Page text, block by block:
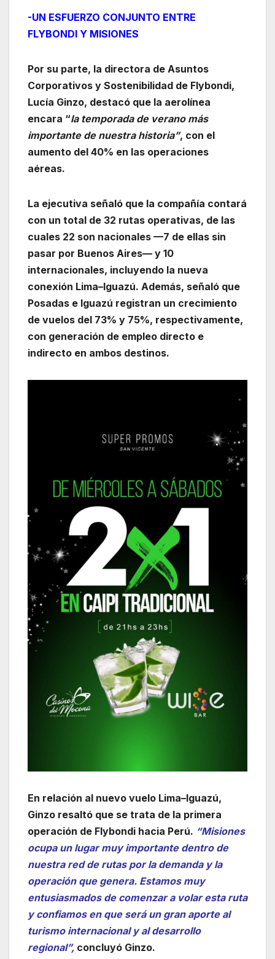
-UN ESFUERZO CONJUNTO ENTRE
FLYBONDI Y MISIONES
Por su parte, la directora de Asuntos
Corporativos y Sostenibilidad de Flybondi,
Lucía Ginzo, destacó que la aerolínea
encara “la temporada de verano más
importante de nuestra historia”, con el
aumento del 40% en las operaciones
aéreas.
La ejecutiva señaló que la compañía contará
con un total de 32 rutas operativas, de las
cuales 22 son nacionales —7 de ellas sin
pasar por Buenos Aires— y 10
internacionales, incluyendo la nueva
conexión Lima–Iguazú. Además, señaló que
Posadas e Iguazú registran un crecimiento
de vuelos del 73% y 75%, respectivamente,
con generación de empleo directo e
indirecto en ambos destinos.
En relación al nuevo vuelo Lima–Iguazú,
Ginzo resaltó que se trata de la primera
operación de Flybondi hacia Perú. “Misiones
ocupa un lugar muy importante dentro de
nuestra red de rutas por la demanda y la
operación que genera. Estamos muy
entusiasmados de comenzar a volar esta ruta
y confiamos en que será un gran aporte al
turismo internacional y al desarrollo
regional”, concluyó Ginzo.